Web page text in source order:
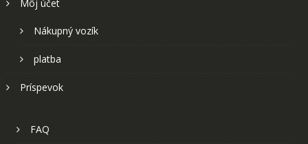
Môj účet
Nákupný vozík
platba
Príspevok
FAQ